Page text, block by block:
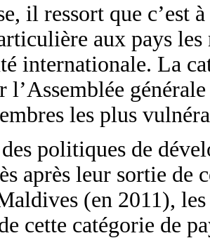
il ressort que c’est
aux pays
internationale. La
l’Assemblée
les plus
politiques de
après leur sortie de
(en 2011),
cette catégorie de